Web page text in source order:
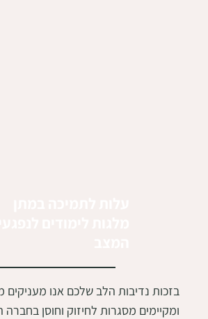
בזכות נדיבות הלב שלכם אנו מעניקים
ומקיימים מסגרות לחיזוק וחוסן בחברה